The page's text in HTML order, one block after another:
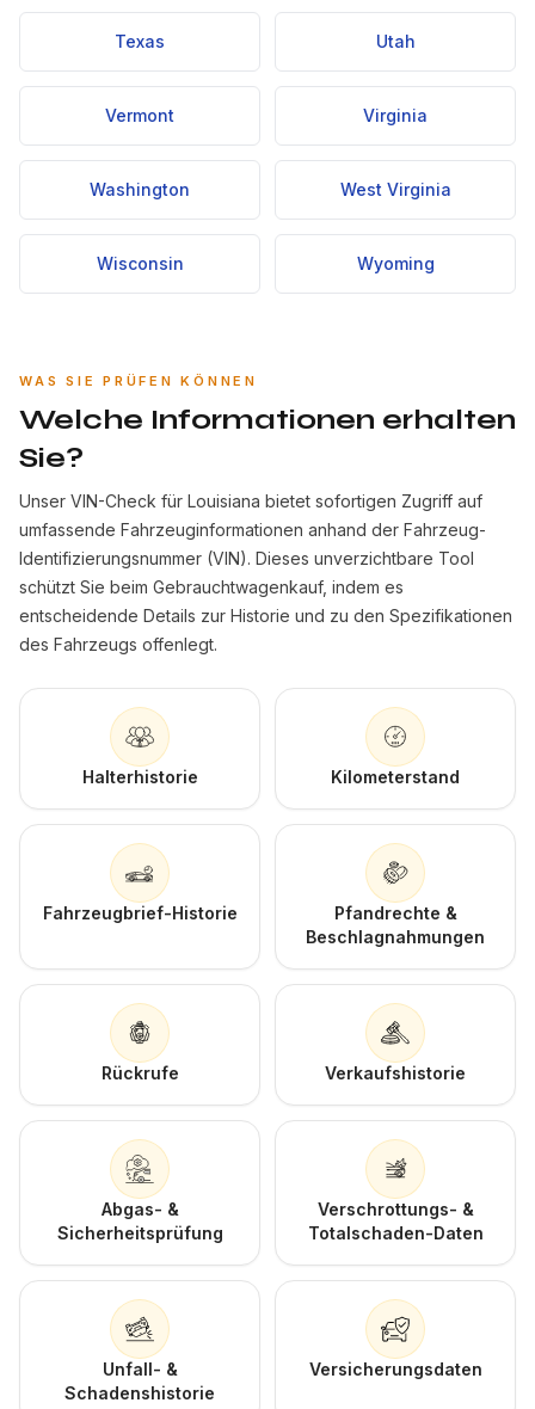
Texas Utah
Vermont Virginia
Washington West Virginia
Wisconsin Wyoming
WAS SIE PRÜFEN KÖNNEN
Welche Informationen erhalten
Sie?
Unser VIN-Check für Louisiana bietet sofortigen Zugriff auf
umfassende Fahrzeuginformationen anhand der Fahrzeug-
Identifizierungsnummer (VIN). Dieses unverzichtbare Tool
schützt Sie beim Gebrauchtwagenkauf, indem es
entscheidende Details zur Historie und zu den Spezifikationen
des Fahrzeugs offenlegt.
Halterhistorie Kilometerstand
Fahrzeugbrief-Historie
Pfandrechte &
Beschlagnahmungen
Rückrufe Verkaufshistorie
Abgas- &
Sicherheitsprüfung
Verschrottungs- &
Totalschaden-Daten
Unfall- &
Schadenshistorie
Versicherungsdaten